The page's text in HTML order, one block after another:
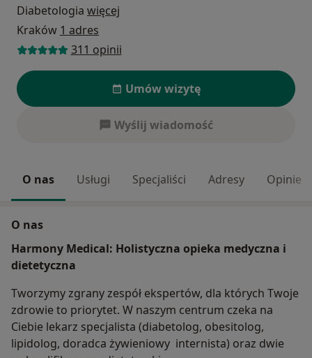
Diabetologia więcej
Kraków 1 adres
311 opinii
Umów wizytę
Wyślij wiadomość
O nas Usługi Specjaliści Adresy Opinie
O nas
Harmony Medical: Holistyczna opieka medyczna i
dietetyczna
Tworzymy zgrany zespół ekspertów, dla których Twoje
zdrowie to priorytet. W naszym centrum czeka na
Ciebie lekarz specjalista (diabetolog, obesitolog,
lipidolog, doradca żywieniowy internista) oraz dwie